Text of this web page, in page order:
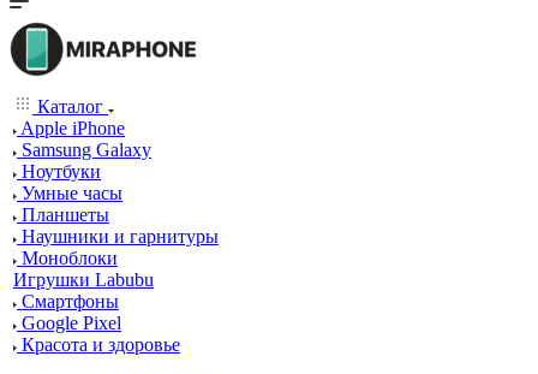
Каталог
Apple iPhone
Samsung Galaxy
Ноутбуки
Умные часы
Планшеты
Наушники и гарнитуры
Моноблоки
Игрушки Labubu
Смартфоны
Google Pixel
Красота и здоровье